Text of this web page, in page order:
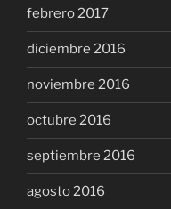
febrero 2017
diciembre 2016
noviembre 2016
octubre 2016
septiembre 2016
agosto 2016